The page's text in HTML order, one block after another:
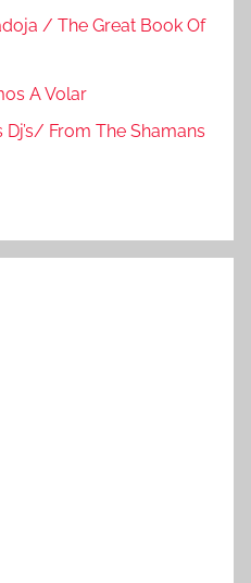
/ The Great Book Of
A Volar
From The Shamans